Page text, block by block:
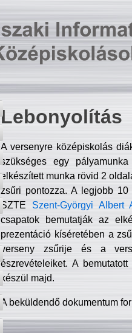
Lebonyolítás
A versenyre középiskolás
szükséges egy
elkészített munka rövid 2
zsűri pontozza. A legjobb
SZTE Szent-Györgyi Albert
csapatok bemutatják az
prezentáció kíséretében a
verseny zsűrije és a
észrevételeiket. A
készül majd.
A beküldendő dokumentum